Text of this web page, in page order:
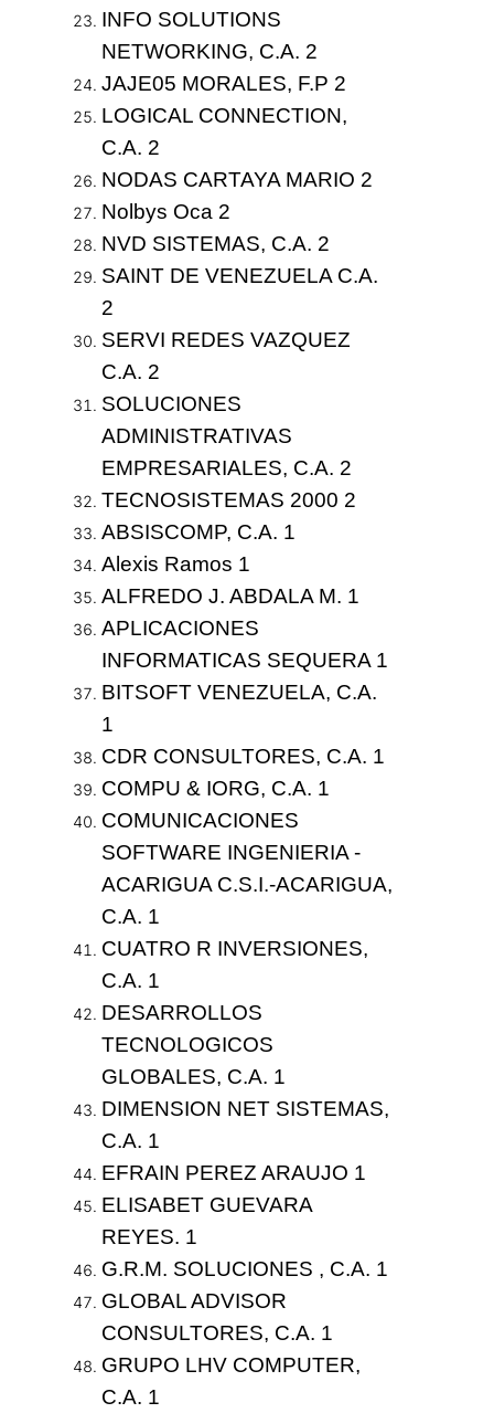
INFO SOLUTIONS
NETWORKING, C.A. 2
JAJE05 MORALES, F.P 2
LOGICAL CONNECTION,
C.A. 2
NODAS CARTAYA MARIO 2
Nolbys Oca 2
NVD SISTEMAS, C.A. 2
SAINT DE VENEZUELA C.A.
2
SERVI REDES VAZQUEZ
C.A. 2
SOLUCIONES
ADMINISTRATIVAS
EMPRESARIALES, C.A. 2
TECNOSISTEMAS 2000 2
ABSISCOMP, C.A. 1
Alexis Ramos 1
ALFREDO J. ABDALA M. 1
APLICACIONES
INFORMATICAS SEQUERA 1
BITSOFT VENEZUELA, C.A.
1
CDR CONSULTORES, C.A. 1
COMPU & IORG, C.A. 1
COMUNICACIONES
SOFTWARE INGENIERIA -
ACARIGUA C.S.I.-ACARIGUA,
C.A. 1
CUATRO R INVERSIONES,
C.A. 1
DESARROLLOS
TECNOLOGICOS
GLOBALES, C.A. 1
DIMENSION NET SISTEMAS,
C.A. 1
EFRAIN PEREZ ARAUJO 1
ELISABET GUEVARA
REYES. 1
G.R.M. SOLUCIONES , C.A. 1
GLOBAL ADVISOR
CONSULTORES, C.A. 1
GRUPO LHV COMPUTER,
C.A. 1